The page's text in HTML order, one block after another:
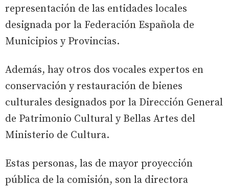
representación de las entidades locales
designada por la Federación Española de
Municipios y Provincias.
Además, hay otros dos vocales expertos en
conservación y restauración de bienes
culturales designados por la Dirección General
de Patrimonio Cultural y Bellas Artes del
Ministerio de Cultura.
Estas personas, las de mayor proyección
pública de la comisión, son la directora